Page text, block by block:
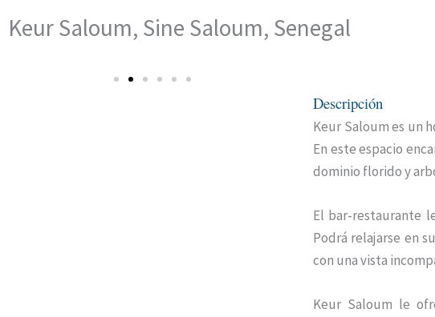
Keur Saloum, Sine Saloum, Senegal
Descripción
Keur Saloum es un
En este espacio
dominio florido y
El bar-restaurante
Podrá relajarse en
con una vista
Keur Saloum le